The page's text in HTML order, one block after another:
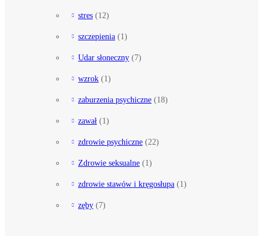
stres (12)
szczepienia (1)
Udar słoneczny (7)
wzrok (1)
zaburzenia psychiczne (18)
zawał (1)
zdrowie psychiczne (22)
Zdrowie seksualne (1)
zdrowie stawów i kręgosłupa (1)
zęby (7)